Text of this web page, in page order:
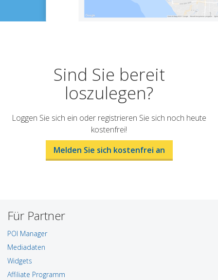
Sind Sie bereit
loszulegen?
Loggen Sie sich ein oder registrieren Sie sich noch heute
kostenfrei!
Melden Sie sich kostenfrei an
Für Partner
POI Manager
Mediadaten
Widgets
Affiliate Programm